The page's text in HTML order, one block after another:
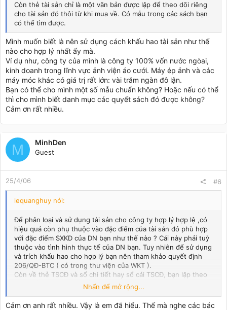
Còn thẻ tài sản chỉ là một văn bản được lập để theo dõi riêng
cho tài sản đó thôi từ khi mua về. Có mẫu trong các sách bạn
có thể tìm được.
Mình muốn biết là nên sử dụng cách khấu hao tài sản như thế
nào cho hợp lý nhất ấy mà.
Ví dụ như, công ty của mình là công ty 100% vốn nước ngòai,
kinh doanh trong lĩnh vực ảnh viện áo cưới. Máy ép ảnh và các
máy móc khác có giá trị rất lớn: vài trăm ngàn đô lận.
Bạn có thể cho mình một số mẫu chuẩn không? Hoặc nếu có thể
thì cho mình biết danh mục các quyết sách đó được không?
Cảm ơn rất nhiều.
M MinhDen
Guest
25/4/06 #6
lequanghuy nói:
Để phân loại và sử dụng tài sản cho công ty hợp lý hợp lệ ,có
hiệu quả còn phụ thuộc vào đặc điểm của tài sản đó phù hợp
với đặc điểm SXKD của DN bạn như thế nào ? Cái này phải tuỳ
thuộc vào tình hình thực tế của DN bạn. Tuy nhiên để sử dụng
và trích khấu hao cho hợp lý bạn nên tham khảo quyết định
206/QĐ-BTC ( có trong thư viện của WKT ).
Còn về thẻ TSCĐ và sổ chi tiết hay sổ cái TSCĐ, bạn lập theo
biểu mẫu và tính các chỉ tiêu NG, KH , giá trị còn lại để điền
vào các nội dung tương ứng với mẫu biểu.
Nhấn để mở rộng...
Cảm ơn anh rất nhiều. Vậy là em đã hiểu. Thế mà nghe các bác